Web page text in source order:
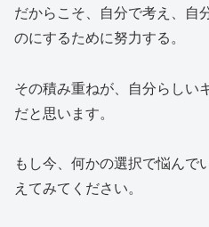
だからこそ、自分で考え、自
のにするために努力する。
その積み重ねが、自分らしい
だと思います。
もし今、何かの選択で悩んで
えてみてください。